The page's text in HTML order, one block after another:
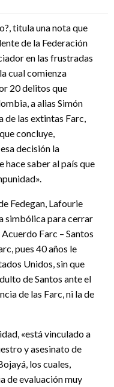
titula una nota que
de la Federación
en las frustradas
cual comienza
20 delitos que
a alias Simón
de las extintas Farc,
concluye,
decisión la
hace saber al país que
Fedegan, Lafourie
simbólica para cerrar
Farc – Santos
pues 40 años le
Unidos, sin que
de Santos ante el
de las Farc, ni la de
«está vinculado a
y asesinato de
los cuales,
de evaluación muy